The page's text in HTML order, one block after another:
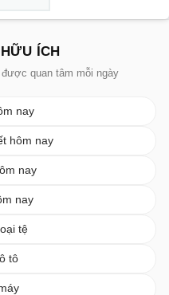
ÍCH
quan tâm mỗi ngày
nay
hôm nay
nay
nay
tệ
tô